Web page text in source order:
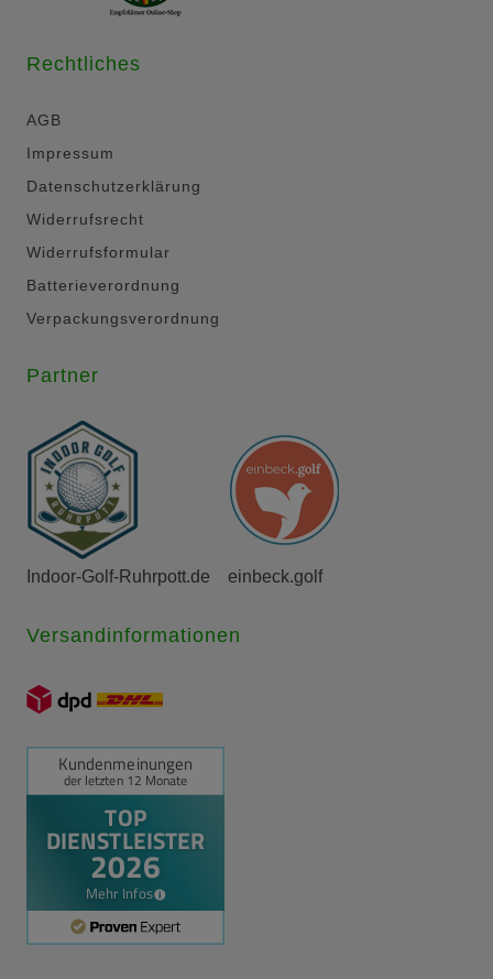
Rechtliches
AGB
Impressum
Datenschutzerklärung
Widerrufsrecht
Widerrufsformular
Batterieverordnung
Verpackungsverordnung
Partner
Indoor-Golf-Ruhrpott.de einbeck.golf
Versandinformationen